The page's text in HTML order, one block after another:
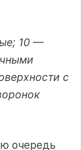
10 —
с
очередь